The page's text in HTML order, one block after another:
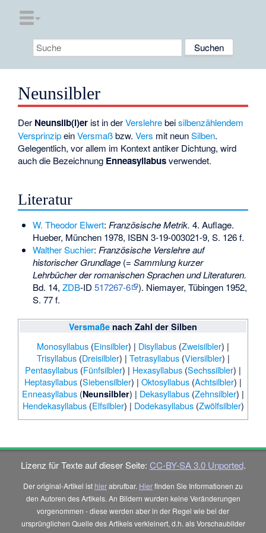
Neunsilbler
Der Neunsilb(l)er ist in derVerslehrebeisilbenzählendem
VersprinzipeinVersmaßbzw.Vers mit neunSilben.
Gelegentlich, vor allem im Kontext antiker Dichtung, wird
auch die Bezeichnung Enneasyllabusverwendet.
Literatur
W. Theodor Elwert: Französische Metrik. 4. Auflage.
Hueber, München 1978, ISBN 3-19-003021-9, S. 126 f.
Walther Suchier: Französische Verslehre auf
historischer Grundlage(= Sammlung kurzer
Lehrbücher der romanischen Sprachen und Literaturen.
Bd. 14, ZDB-ID 517267-6
). Niemayer, Tübingen 1952,
S. 77 f.
Versmaße nach Zahl der Silben
Monosyllabus (Einsilbler) | Disyllabus (Zweisilbler) |
Trisyllabus(Dreisilbler) | Tetrasyllabus(Viersilbler) |
Pentasyllabus (Fünfsilbler) | Hexasyllabus (Sechssilbler) |
Heptasyllabus (Siebensilbler) | Oktosyllabus (Achtsilbler) |
Enneasyllabus (Neunsilbler) | Dekasyllabus (Zehnsilbler) |
Hendekasyllabus(Elfsilbler) | Dodekasyllabus(Zwölfsilbler)
Lizenz für Texte auf dieser Seite: CC-BY-SA 3.0 Unported.
Der original-Artikel ist hierabrufbar. Hierfinden Sie Informationen zu
den Autoren des Artikels. An Bildern wurden keine Veränderungen
vorgenommen - diese werden aber in der Regel wie bei der
ursprünglichen Quelle des Artikels verkleinert, d.h. als Vorschaubilder